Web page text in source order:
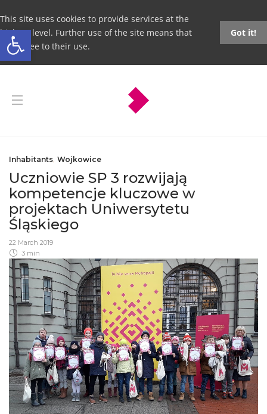
Open toolbar
This site uses cookies to provide services at the
highest level. Further use of the site means that
you agree to their use.
Got it!
Inhabitants, Wojkowice
Uczniowie SP 3 rozwijają
kompetencje kluczowe w
projektach Uniwersytetu
Śląskiego
22 March 2019
3 min